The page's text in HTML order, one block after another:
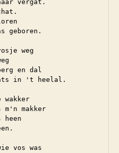
vergat.
geboren.
weg
en dal
in 't heelal.
wakker
makker
vos was